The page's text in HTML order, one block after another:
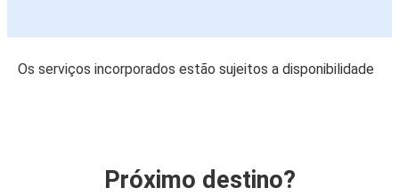
Os serviços incorporados estão sujeitos a disponibilidade
Próximo destino?